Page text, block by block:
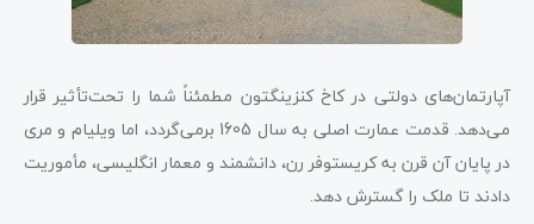
آپارتمان‌های دولتی در کاخ کنزینگتون مطمئناً شما را تحت‌تأثیر قرار
می‌دهد. قدمت عمارت اصلی به سال 1605 برمی‌گردد، اما ویلیام و مری
در پایان آن قرن به کریستوفر رن، دانشمند و معمار انگلیسی، مأموریت
دادند تا ملک را گسترش دهد.